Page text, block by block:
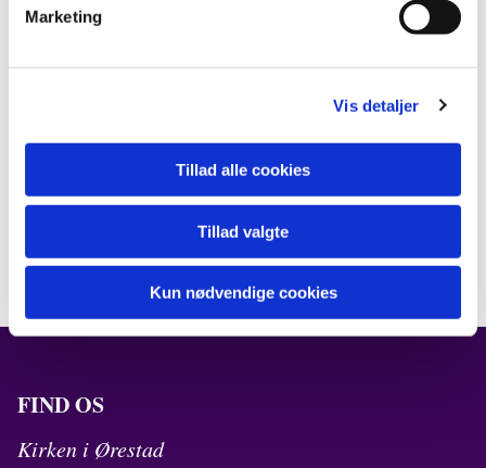
Marketing
Vis detaljer
Tillad alle cookies
Tillad valgte
Kun nødvendige cookies
FIND OS
Kirken i Ørestad